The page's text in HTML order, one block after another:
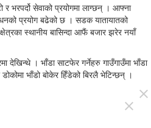
भरपर्दो सेवाको प्रयोगमा लाग्छन् । आफ्ना
प्रयोग बढेको छ । सडक यातायातको
स्थानीय बासिन्दा आफैं बजार झरेर नयाँ
देखिन्थे । भाँडा साटफेर गर्नेहरु गाउँगाउँमा भाँडा
भाँडो बोकेर हिँडेको बिरलै भेटिन्छन् ।
close
close